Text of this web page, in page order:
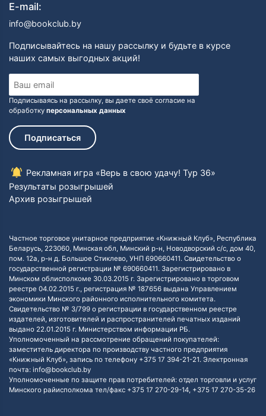
E-mail:
info@bookclub.by
Подписывайтесь на нашу рассылку и будьте в курсе
наших самых выгодных акций!
Подписываясь на рассылку, вы даете своё согласие на
обработку персональных данных
Подписаться
Рекламная игра «Верь в свою удачу! Тур 36»
Результаты розыгрышей
Архив розыгрышей
Частное торговое унитарное предприятие «Книжный Клуб», Республика
Беларусь, 223060, Минская обл, Минский р-н, Новодворский с/с, дом 40,
пом. 12а, р-н д. Большое Стиклево, УНП 690660411. Свидетельство о
государственной регистрации № 690660411. Зарегистрировано в
Минском облисполкоме 30.03.2015 г. Зарегистрировано в торговом
реестре 04.02.2015 г., регистрация № 187656 выдана Управлением
экономики Минского районного исполнительного комитета.
Свидетельство № 3/799 о регистрации в государственном реестре
издателей, изготовителей и распространителей печатных изданий
выдано 22.01.2015 г. Министерством информации РБ.
Уполномоченный на рассмотрение обращений покупателей:
заместитель директора по производству частного предприятия
«Книжный Клуб», запись по телефону +375 17 394-21-21. Электронная
почта: info@bookclub.by
Уполномоченные по защите прав потребителей: отдел торговли и услуг
Минского райисполкома тел/факс +375 17 270-29-14, +375 17 270-35-26